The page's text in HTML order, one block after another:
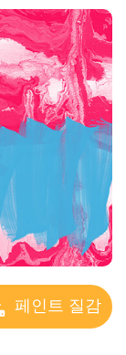
페인트 질감